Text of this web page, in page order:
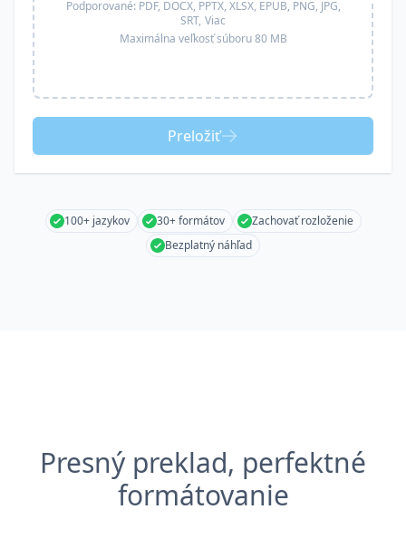
Podporované: PDF, DOCX, PPTX, XLSX, EPUB, PNG, JPG,
SRT, Viac
Maximálna veľkosť súboru 80 MB
Preložiť
100+ jazykov 30+ formátov
Zachovať rozloženie
Bezplatný náhľad
Presný preklad, perfektné
formátovanie